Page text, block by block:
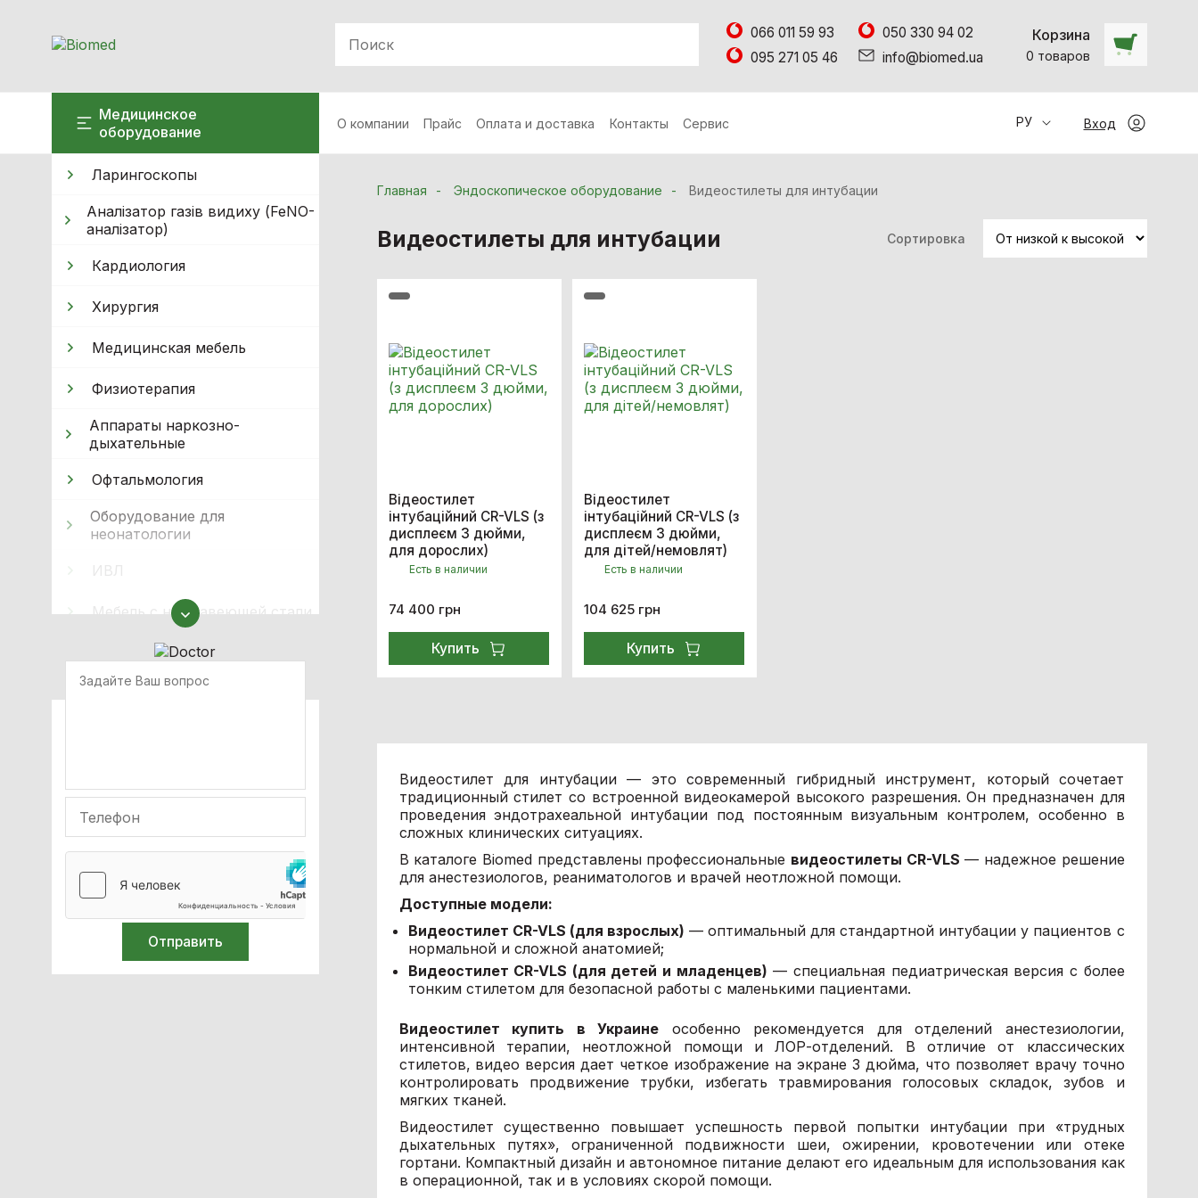
066 011 59 93
050 330 94 02
095 271 05 46
info@biomed.ua
Корзина
0 товаров
Медицинское
оборудование
О компании Прайс Оплата и доставка Контакты Сервис РУ Вход
Ларингоскопы
Аналізатор газів видиху (FeNO-
аналізатор)
Кардиология
Хирургия
Медицинская мебель
Физиотерапия
Аппараты наркозно-
дыхательные
Офтальмология
Оборудование для
неонатологии
Мебель с нержавеющей стали
Оборудование для
иммобилизации
Лабораторное оборудование
Спирометры / Пикфлуометры
Билирубинометры
Иглосжигатели
Главная Эндоскопическое оборудование Видеостилеты для интубации
Видеостилеты для интубации Сортировка
Відеостилет
інтубаційний CR-VLS (з
дисплеєм 3 дюйми,
для дорослих)
Есть в наличии
74 400 грн
Купить
Відеостилет
інтубаційний CR-VLS (з
дисплеєм 3 дюйми,
для дітей/немовлят)
Есть в наличии
104 625 грн
Купить
Видеостилет для интубации — это современный гибридный инструмент, который сочетает
традиционный стилет со встроенной видеокамерой высокого разрешения. Он предназначен для
проведения эндотрахеальной интубации под постоянным визуальным контролем, особенно в
сложных клинических ситуациях.
В каталоге Biomed представлены профессиональные видеостилеты CR-VLS — надежное решение
для анестезиологов, реаниматологов и врачей неотложной помощи.
Доступные модели:
Видеостилет CR-VLS (для взрослых) — оптимальный для стандартной интубации у пациентов с
нормальной и сложной анатомией;
Видеостилет CR-VLS (для детей и младенцев) — специальная педиатрическая версия с более
тонким стилетом для безопасной работы с маленькими пациентами.
Видеостилет купить в Украине особенно рекомендуется для отделений анестезиологии,
интенсивной терапии, неотложной помощи и ЛОР-отделений. В отличие от классических
стилетов, видео версия дает четкое изображение на экране 3 дюйма, что позволяет врачу точно
контролировать продвижение трубки, избегать травмирования голосовых складок, зубов и
мягких тканей.
Видеостилет существенно повышает успешность первой попытки интубации при «трудных
дыхательных путях», ограниченной подвижности шеи, ожирении, кровотечении или отеке
гортани. Компактный дизайн и автономное питание делают его идеальным для использования как
в операционной, так и в условиях скорой помощи.